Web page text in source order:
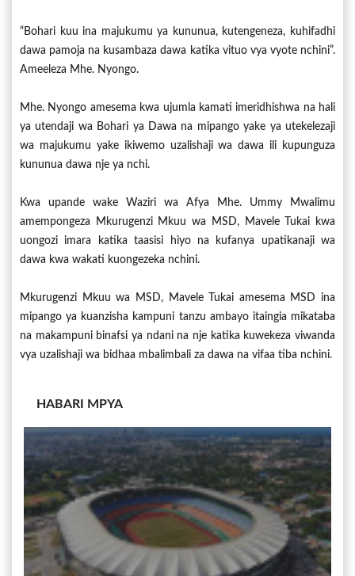
“Bohari kuu ina majukumu ya kununua, kutengeneza, kuhifadhi
dawa pamoja na kusambaza dawa katika vituo vya vyote nchini”.
Ameeleza Mhe. Nyongo.
Mhe. Nyongo amesema kwa ujumla kamati imeridhishwa na hali
ya utendaji wa Bohari ya Dawa na mipango yake ya utekelezaji
wa majukumu yake ikiwemo uzalishaji wa dawa ili kupunguza
kununua dawa nje ya nchi.
Kwa upande wake Waziri wa Afya Mhe. Ummy Mwalimu
amempongeza Mkurugenzi Mkuu wa MSD, Mavele Tukai kwa
uongozi imara katika taasisi hiyo na kufanya upatikanaji wa
dawa kwa wakati kuongezeka nchini.
Mkurugenzi Mkuu wa MSD, Mavele Tukai amesema MSD ina
mipango ya kuanzisha kampuni tanzu ambayo itaingia mikataba
na makampuni binafsi ya ndani na nje katika kuwekeza viwanda
vya uzalishaji wa bidhaa mbalimbali za dawa na vifaa tiba nchini.
HABARI MPYA